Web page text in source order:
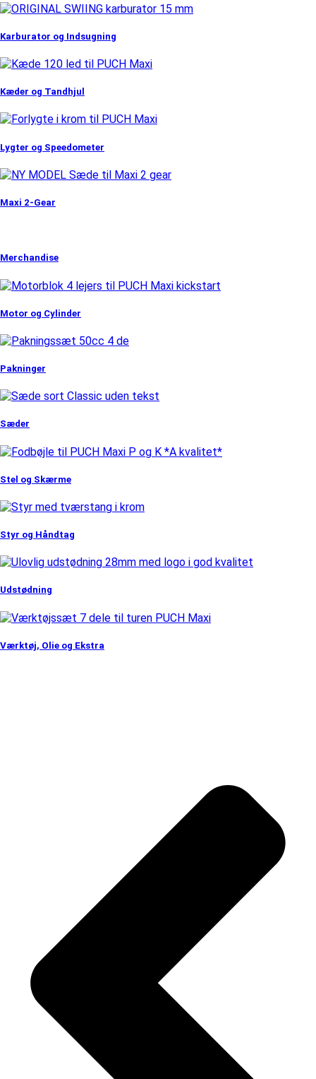
Karburator og Indsugning
Kæder og Tandhjul
Lygter og Speedometer
Maxi 2-Gear
Merchandise
Motor og Cylinder
Pakninger
Sæder
Stel og Skærme
Styr og Håndtag
Udstødning
Værktøj, Olie og Ekstra